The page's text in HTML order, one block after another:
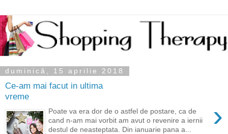
duminică, 15 aprilie 2018
Ce-am mai facut in ultima
vreme
›
Poate va era dor de o astfel de postare, ca de
cand n-am mai vorbit am avut o revenire a iernii
destul de neasteptata. Din ianuarie pana a...